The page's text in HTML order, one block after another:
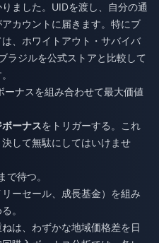
ました。UIDを渡し、自分の通
カウントに届きます。特にブ
、 ホワイトアウト・サバイバ
ラジルを公式ストアと比較して
ナスを組み合わせて最大価値
ーナスをトリガーする。これ
して無駄にしてはいけませ
まで待つ。
ーセール、成長基金）を組み
。
は、わずかな地域価格差を日